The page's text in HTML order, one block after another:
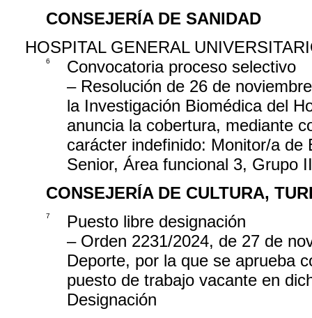
CONSEJERÍA DE SANIDAD
HOSPITAL GENERAL
6
Convocatoria proceso selectivo
– Resolución de 26 de
la Investigación Biomédica del
anuncia la cobertura, mediante
carácter indefinido: Monitor/a
Senior, Área funcional 3, Grupo
CONSEJERÍA DE CULTURA,
7
Puesto libre designación
– Orden 2231/2024, de 27 de
Deporte, por la que se aprueba
puesto de trabajo vacante en
Designación